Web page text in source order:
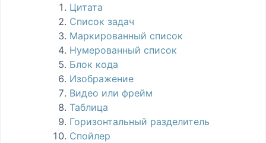
Цитата
Список задач
Маркированный список
Нумерованный список
Блок кода
Изображение
Видео или фрейм
Таблица
Горизонтальный разделитель
Спойлер